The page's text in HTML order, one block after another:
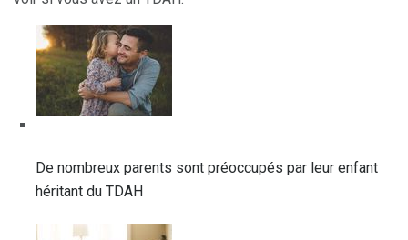
De nombreux parents sont préoccupés par leur enfant
héritant du TDAH